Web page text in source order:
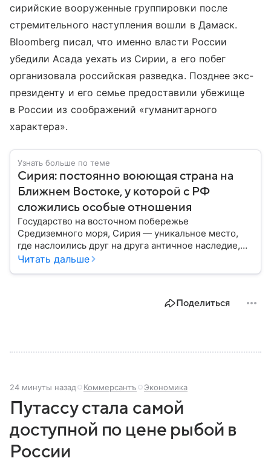
сирийские вооруженные группировки после
стремительного наступления вошли в Дамаск.
Bloomberg писал, что именно власти России
убедили Асада уехать из Сирии, а его побег
организовала российская разведка. Позднее экс-
президенту и его семье предоставили убежище
в России из соображений «гуманитарного
характера».
Узнать больше по теме
Сирия: постоянно воюющая страна на
Ближнем Востоке, у которой с РФ
сложились особые отношения
Государство на восточном побережье
Средиземного моря, Сирия — уникальное место,
где наслоились друг на друга античное наследие,
османская история и современная
Читать дальше
Поделиться
24 минуты назад Коммерсантъ Экономика
Путассу стала самой
доступной по цене рыбой в
России